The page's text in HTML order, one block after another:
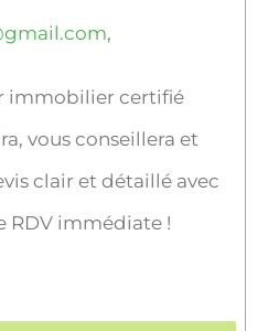
,
immobilier certifié
vous conseillera et
clair et détaillé avec
RDV immédiate !